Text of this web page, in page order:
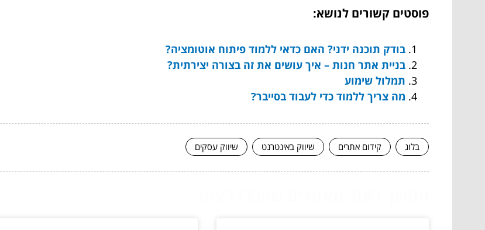
פוסטים קשורים לנושא:
בודק תוכנה ידני? האם כדאי ללמוד פיתוח אוטומציה?
בניית אתר חנות – איך עושים את זה בצורה יצירתית?
תמלול שימוע
מה צריך ללמוד כדי לעבוד בסייבר?
בלוג קידום אתרים שיווק באינטרנט שיווק עסקים